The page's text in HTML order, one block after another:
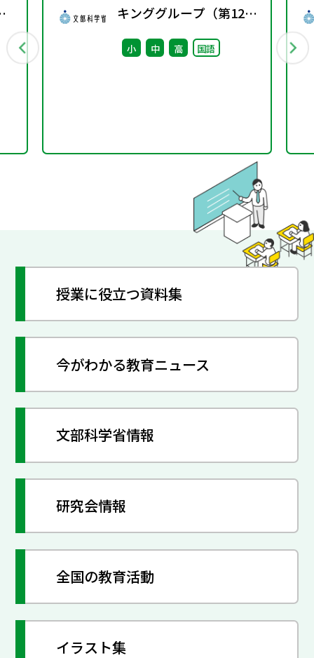
キンググループ（第12
回） 配付資料
小 中 高 国語
授業に役立つ資料集
今がわかる教育ニュース
文部科学省情報
研究会情報
全国の教育活動
イラスト集